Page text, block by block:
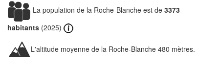
La population de la Roche-Blanche est de 3373
habitants (2025)
L'altitude moyenne de la Roche-Blanche 480 mètres.